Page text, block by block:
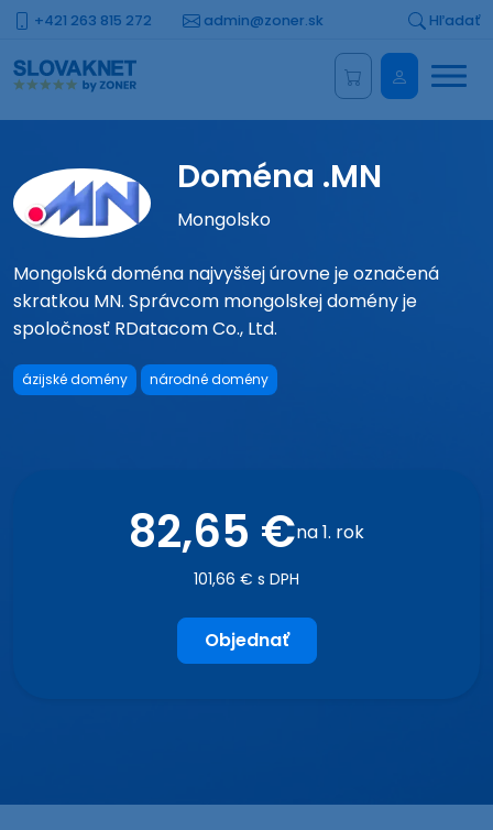
+421 263 815 272 admin@zoner.sk Hľadať
Menu
Doména .MN
Mongolsko
Mongolská doména najvyššej úrovne je označená
skratkou MN. Správcom mongolskej domény je
spoločnosť RDatacom Co., Ltd.
ázijské domény národné domény
82,65 €na 1. rok
101,66 € s DPH
Objednať